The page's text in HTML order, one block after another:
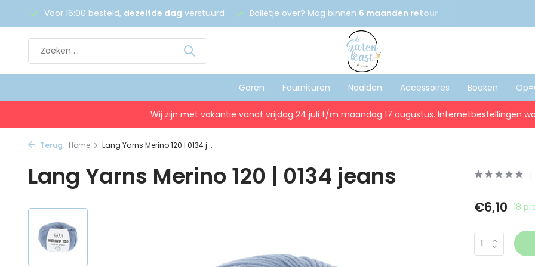
Voor 16:00 besteld, dezelfde dag verstuurd Bolletje over? Mag binnen 6 maanden retour
Garen Fournituren Naalden Accessoires Boeken
Wij zijn met vakantie vanaf vrijdag 24 juli t/m maandag 17 augustus. Internetbestellingen
Terug Home Lang Yarns Merino 120 | 0134 j...
Lang Yarns Merino 120 | 0134 jeans
€6,10 18